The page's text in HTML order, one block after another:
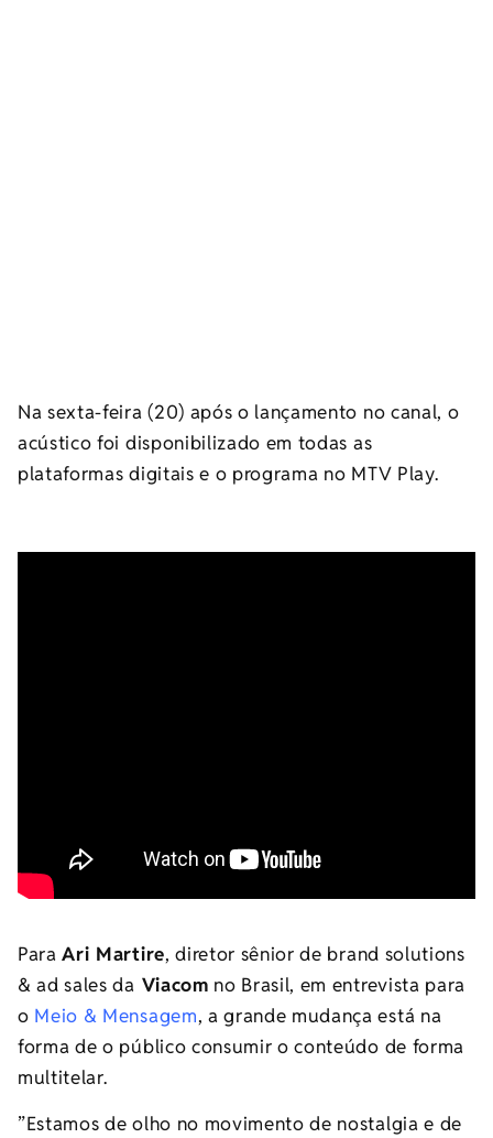
Na sexta-feira (20) após o lançamento no canal, o
acústico foi disponibilizado em todas as
plataformas digitais e o programa no MTV Play.
ParaAri Martire, diretor sênior de brand solutions
& ad sales da Viacom no Brasil, em entrevista para
o Meio & Mensagem, a grande mudança está na
forma de o público consumir o conteúdo de forma
multitelar.
”Estamos de olho no movimento de nostalgia e de